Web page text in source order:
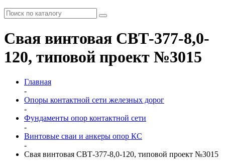
Свая винтовая СВТ-377-8,0-
120, типовой проект №3015
Главная
-
Опоры контактной сети железных дорог
-
Фундаменты опор контактной сети
-
Винтовые сваи и анкеры опор КС
-
Свая винтовая СВТ-377-8,0-120, типовой проект №3015